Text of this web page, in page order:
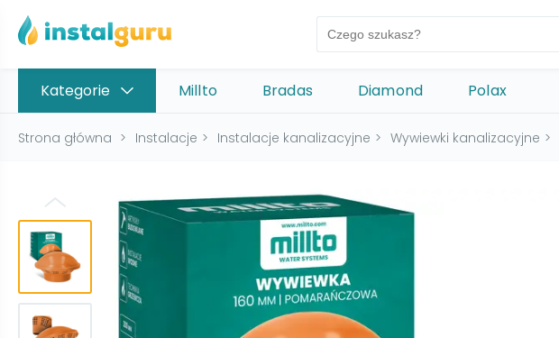
Kategorie Millto Bradas Diamond Polax
Strona główna > Instalacje > Instalacje kanalizacyjne > Wywiewki kanalizacyjne >